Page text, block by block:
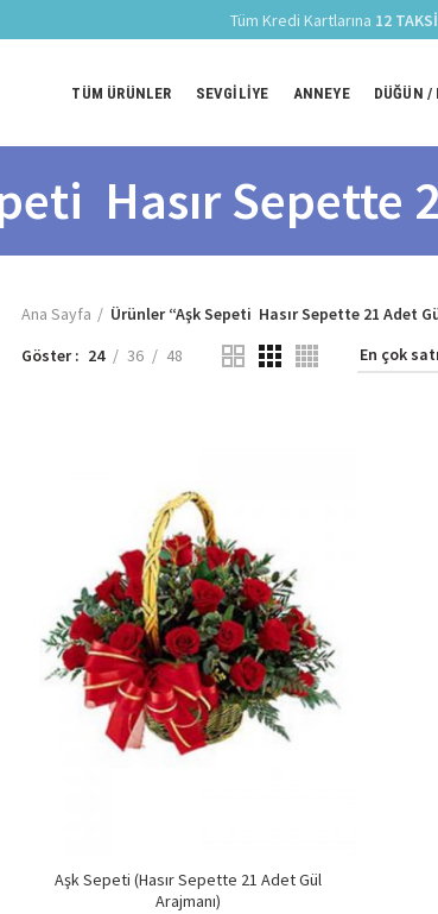
TÜM ÜRÜNLER SEVGILIYE ANNEYE DÜĞÜN /
Hasır Sepette
Ana Sayfa
Ürünler “Aşk Sepeti Hasır Sepette 21 Adet
Göster
24 36 48
Aşk Sepeti (Hasır Sepette 21 Adet Gül
Arajmanı)
Tüm Kredi Kartlarına 12